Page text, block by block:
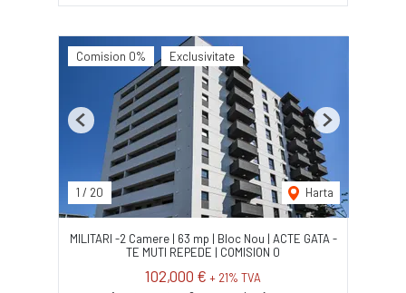
Comision 0% Exclusivitate
1 / 20 Harta
Previous Next
MILITARI -2 Camere | 63 mp | Bloc Nou | ACTE GATA -
TE MUTI REPEDE | COMISION 0
102,000 € + 21% TVA